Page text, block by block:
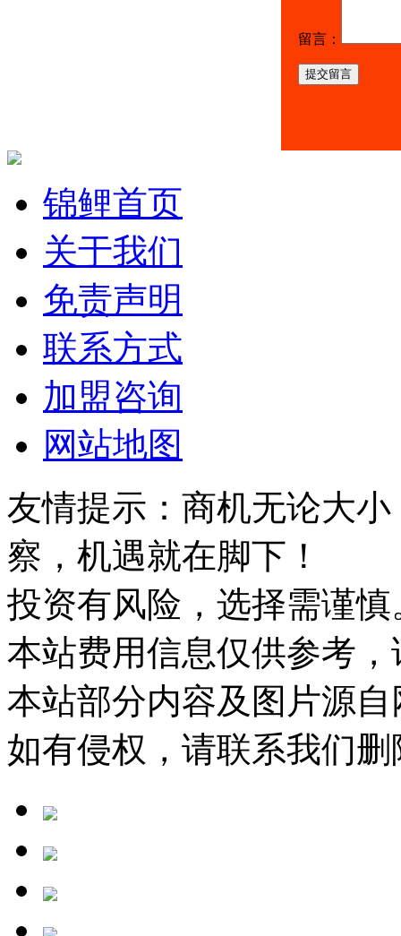
留言：
提交留言
锦鲤首页
关于我们
免责声明
联系方式
加盟咨询
网站地图
友情提示：商机无论大
察，机遇就在脚下！
投资有风险，选择需谨慎
本站费用信息仅供参考
本站部分内容及图片源
如有侵权，请联系我们删